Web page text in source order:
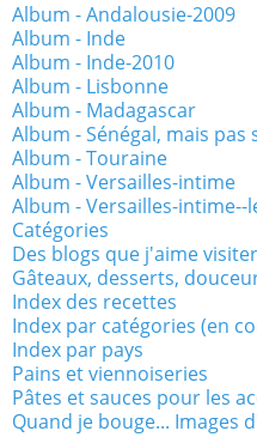
Album - Andalousie-2009
Album - Inde
Album - Inde-2010
Album - Lisbonne
Album - Madagascar
Album - Sénégal, mais pas
Album - Touraine
Album - Versailles-intime
Album - Versailles-intime--
Catégories
Des blogs que j'aime
Gâteaux, desserts,
Index des recettes
Index par catégories (en
Index par pays
Pains et viennoiseries
Pâtes et sauces pour les
Quand je bouge... Images